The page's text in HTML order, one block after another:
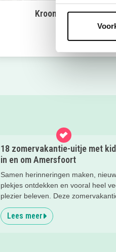
Kroon op de taart bij
18 zomervakantie-uitje met
in en om Amersfoort
Samen herinneringen maken,
plekjes ontdekken en vooral heel
plezier beleven. Deze
zit vol leuke uitjes voor het hele
Van spetteren en spelen tot theater,
Lees meer